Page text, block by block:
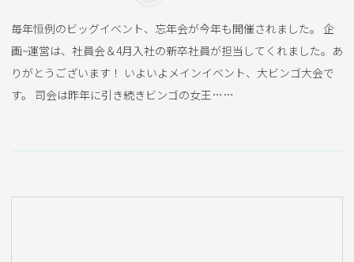
毎年恒例のビッグイベント、忘年会が今年も開催されました。 企
画~運営は、社員会＆4月入社の新卒社員が担当してくれました。あ
りがとうございます！ いよいよメインイベント、大ビンゴ大会で
す。 司会は昨年に引き続きビンゴの女王……